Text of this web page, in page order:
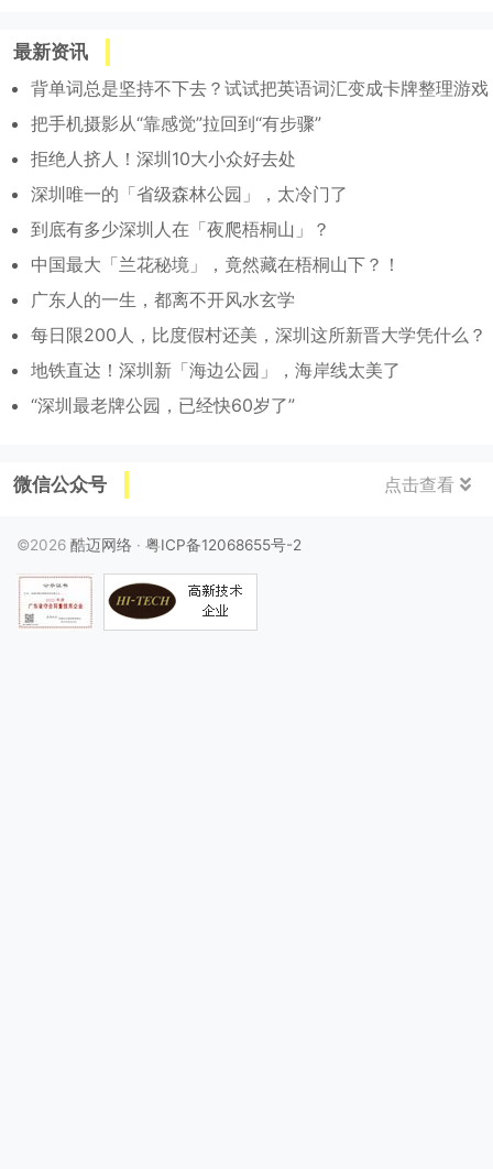
最新资讯
背单词总是坚持不下去？试试把英语词汇变成卡牌整理游戏
把手机摄影从“靠感觉”拉回到“有步骤”
拒绝人挤人！深圳10大小众好去处
深圳唯一的「省级森林公园」，太冷门了
到底有多少深圳人在「夜爬梧桐山」？
中国最大「兰花秘境」，竟然藏在梧桐山下？！
广东人的一生，都离不开风水玄学
每日限200人，比度假村还美，深圳这所新晋大学凭什么？
地铁直达！深圳新「海边公园」，海岸线太美了
“深圳最老牌公园，已经快60岁了”
微信公众号 点击查看
©2026 酷迈网络 · 粤ICP备12068655号-2